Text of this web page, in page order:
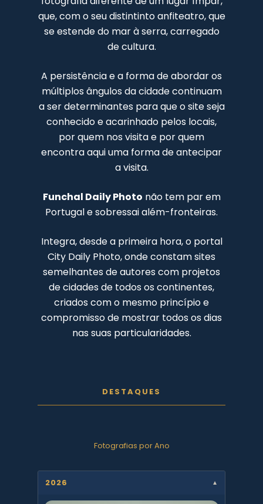
que, com o seu distintinto anfiteatro, que
se estende do mar à serra, carregado
de cultura.
A persistência e a forma de abordar os
múltiplos ângulos da cidade continuam
a ser determinantes para que o site seja
conhecido e acarinhado pelos locais,
por quem nos visita e por quem
encontra aqui uma forma de antecipar
a visita.
Funchal Daily Photo não tem par em
Portugal e sobressai além-fronteiras.
Integra, desde a primeira hora, o portal
City Daily Photo, onde constam sites
semelhantes de autores com projetos
de cidades de todos os continentes,
criados com o mesmo princípio e
compromisso de mostrar todos os dias
nas suas particularidades.
DESTAQUES
Fotografias por Ano
2026 ▼